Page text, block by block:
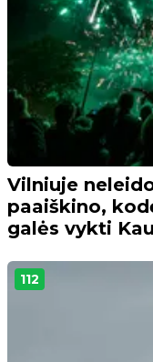
Vilniuje
paaiškino,
galės vykti
112